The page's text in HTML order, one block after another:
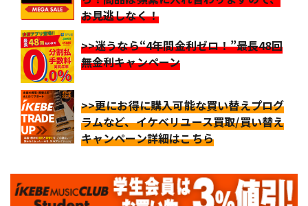
お見逃しなく！
>>迷うなら“4年間金利ゼロ！”最長48回
無金利キャンペーン
>>更にお得に購入可能な買い替えプログ
ラムなど、イケベリユース買取/買い替え
キャンペーン詳細はこちら